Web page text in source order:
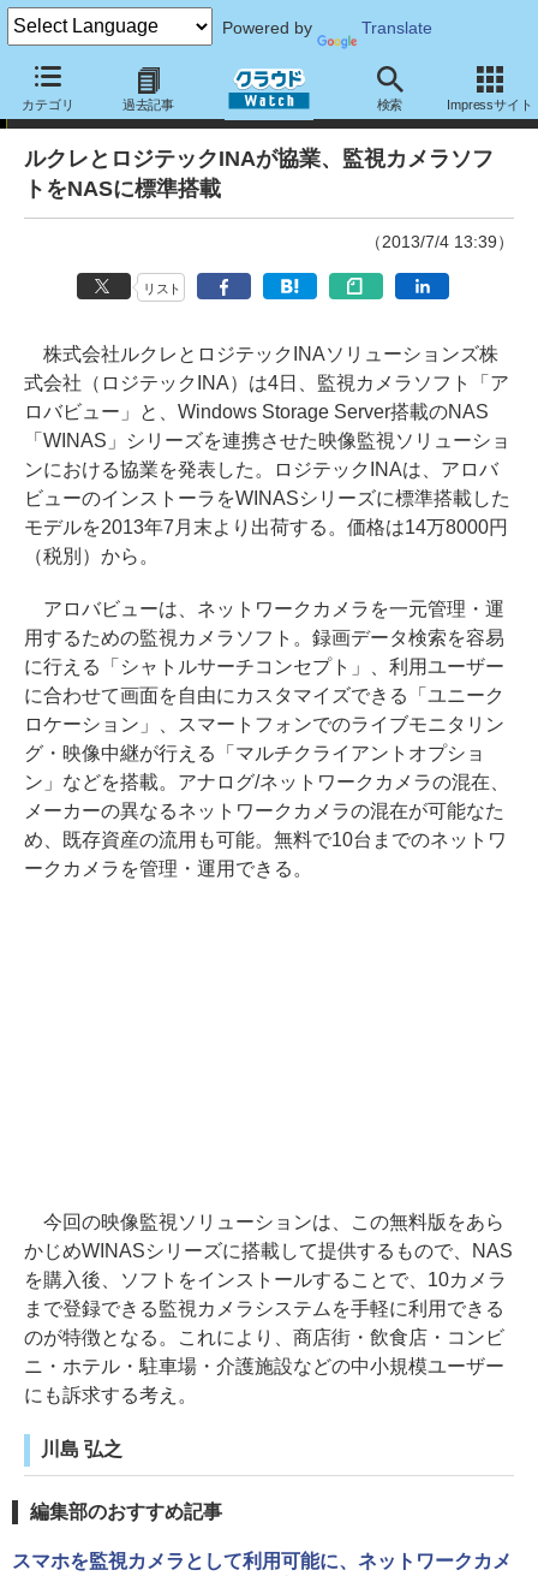
Powered by Translate
カテゴリ 過去記事 検索 Impressサイト
ニュース
ルクレとロジテックINAが協業、監視カメラソフ
トをNASに標準搭載
（2013/7/4 13:39）
リスト
株式会社ルクレとロジテックINAソリューションズ株
式会社（ロジテックINA）は4日、監視カメラソフト「ア
ロバビュー」と、Windows Storage Server搭載のNAS
「WINAS」シリーズを連携させた映像監視ソリューショ
ンにおける協業を発表した。ロジテックINAは、アロバ
ビューのインストーラをWINASシリーズに標準搭載した
モデルを2013年7月末より出荷する。価格は14万8000円
（税別）から。
アロバビューは、ネットワークカメラを一元管理・運
用するための監視カメラソフト。録画データ検索を容易
に行える「シャトルサーチコンセプト」、利用ユーザー
に合わせて画面を自由にカスタマイズできる「ユニーク
ロケーション」、スマートフォンでのライブモニタリン
グ・映像中継が行える「マルチクライアントオプショ
ン」などを搭載。アナログ/ネットワークカメラの混在、
メーカーの異なるネットワークカメラの混在が可能なた
め、既存資産の流用も可能。無料で10台までのネットワ
ークカメラを管理・運用できる。
今回の映像監視ソリューションは、この無料版をあら
かじめWINASシリーズに搭載して提供するもので、NAS
を購入後、ソフトをインストールすることで、10カメラ
まで登録できる監視カメラシステムを手軽に利用できる
のが特徴となる。これにより、商店街・飲食店・コンビ
ニ・ホテル・駐車場・介護施設などの中小規模ユーザー
にも訴求する考え。
川島 弘之
編集部のおすすめ記事
スマホを監視カメラとして利用可能に、ネットワークカメ